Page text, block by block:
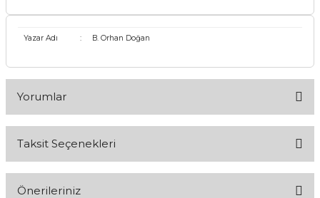
Yazar Adı : B. Orhan Doğan
Yorumlar
Taksit Seçenekleri
Önerileriniz